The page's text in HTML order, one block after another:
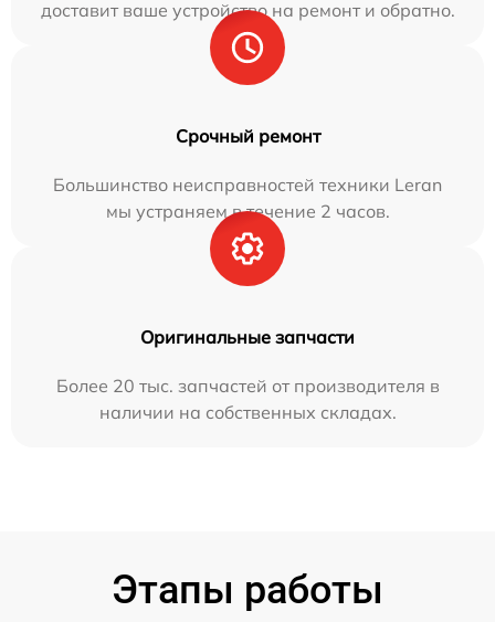
доставит ваше устройство на ремонт и обратно.
Срочный ремонт
Большинство неисправностей техники Leran
мы устраняем в течение 2 часов.
Оригинальные запчасти
Более 20 тыс. запчастей от производителя в
наличии на собственных складах.
Этапы работы